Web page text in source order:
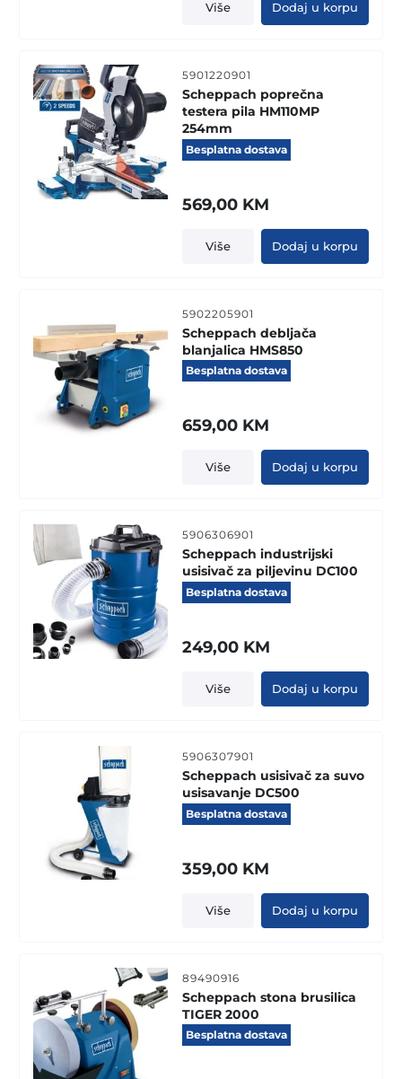
Više Dodaj u korpu
5901220901
Scheppach poprečna
testera pila HM110MP
254mm
Besplatna dostava
569,00 KM
Više Dodaj u korpu
5902205901
Scheppach debljača
blanjalica HMS850
Besplatna dostava
659,00 KM
Više Dodaj u korpu
5906306901
Scheppach industrijski
usisivač za piljevinu DC100
Besplatna dostava
249,00 KM
Više Dodaj u korpu
5906307901
Scheppach usisivač za suvo
usisavanje DC500
Besplatna dostava
359,00 KM
Više Dodaj u korpu
89490916
Scheppach stona brusilica
TIGER 2000
Besplatna dostava